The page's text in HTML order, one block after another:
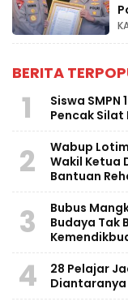
BERITA
1
Siswa
Pencak Silat
2
Wabup
Wakil Ketua
Bantuan
3
Bubus
Budaya Tak
4
28 Pelajar
Diantaranya